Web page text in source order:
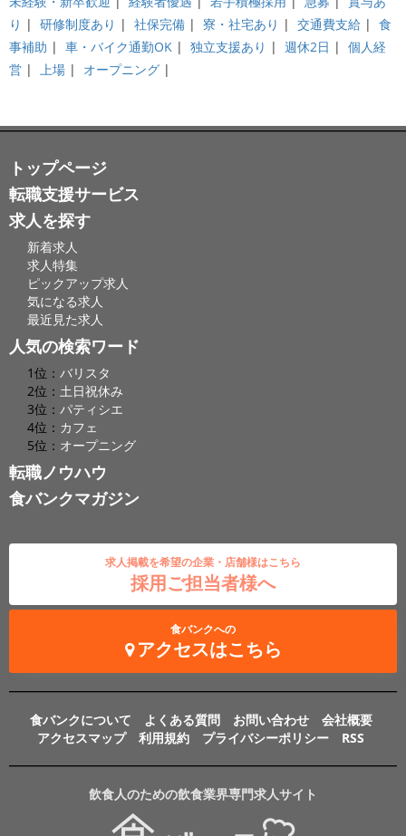
り | 研修制度あり | 社保完備 | 寮・社宅あり | 交通費支給 | 食
事補助 | 車・バイク通勤OK | 独立支援あり | 週休2日 | 個人経
営 | 上場 | オープニング |
トップページ
転職支援サービス
求人を探す
新着求人
求人特集
ピックアップ求人
気になる求人
最近見た求人
人気の検索ワード
1位： バリスタ
2位： 土日祝休み
3位： パティシエ
4位： カフェ
5位： オープニング
転職ノウハウ
食バンクマガジン
求人掲載を希望の企業・店舗様はこちら
採用ご担当者様へ
食バンクへの
アクセスはこちら
食バンクについて よくある質問 お問い合わせ
会社概要
アクセスマップ
利用規約 プライバシーポリシー RSS
飲食人のための飲食業界専門求人サイト